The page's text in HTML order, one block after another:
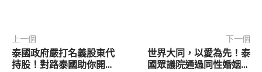
上一個
泰國政府嚴打名義股東代
持股！對路泰國助你開設
下一個
世界大同，以愛為先！泰
國眾議院通過同性婚姻法